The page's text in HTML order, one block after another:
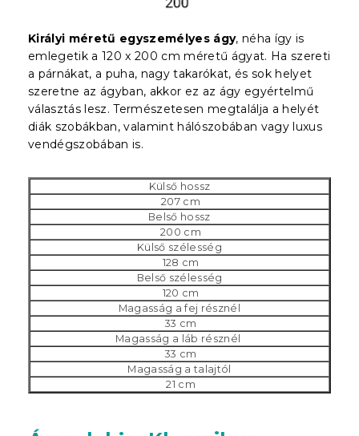
Királyi méretű egyszemélyes ágy, néha így is
emlegetik a 120 x 200 cm méretű ágyat. Ha szereti
a párnákat, a puha, nagy takarókat, és sok helyet
szeretne az ágyban, akkor ez az ágy egyértelmű
választás lesz. Természetesen megtalálja a helyét
diák szobákban, valamint hálószobában vagy luxus
vendégszobában is.
Külső hossz
207 cm
Belső hossz
200 cm
Külső szélesség
128 cm
Belső szélesség
120 cm
Magasság a fej résznél
33 cm
Magasság a láb résznél
33 cm
Magasság a talajtól
21 cm